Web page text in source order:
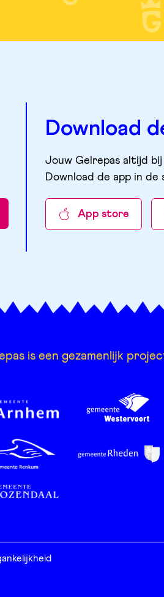
Download
Jouw Gelrepas altijd bij
Download de app in de
App store
is een gezamenlijk